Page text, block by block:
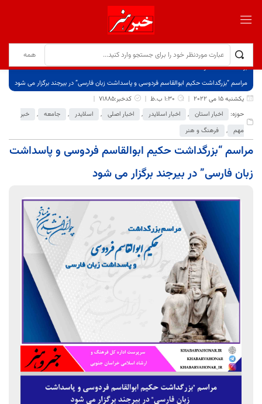
برگ نخست
نوشته‌ها
مراسم “بزرگداشت حکیم ابوالقاسم فردوسی و پاسداشت زبان فارسی” در بیرجند برگزار می شود
یکشنبه 15 می 2022
1:30 ب.ظ
کدخبر:71885
حوزه:
اخبار استان , اخبار اسلایدر , اخبار اصلی , اسلایدر , جامعه ,
خبر
مهم , فرهنگ و هنر
مراسم “بزرگداشت حکیم ابوالقاسم فردوسی و پاسداشت
زبان فارسی” در بیرجند برگزار می شود